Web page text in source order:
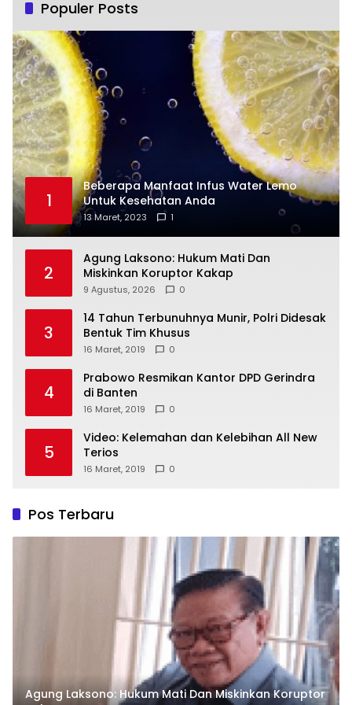
Populer Posts
1
Beberapa Manfaat Infus Water Lemo
Untuk Kesehatan Anda
13 Maret, 2023 1
2
Agung Laksono: Hukum Mati Dan
Miskinkan Koruptor Kakap
9 Agustus, 2026 0
3
14 Tahun Terbunuhnya Munir, Polri Didesak
Bentuk Tim Khusus
16 Maret, 2019 0
4
Prabowo Resmikan Kantor DPD Gerindra
di Banten
16 Maret, 2019 0
5
Video: Kelemahan dan Kelebihan All New
Terios
16 Maret, 2019 0
Pos Terbaru
Agung Laksono: Hukum Mati Dan Miskinkan Koruptor